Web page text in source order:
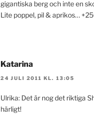
gigantiska berg och inte en
Lite poppel, pil & aprikos…
Katarina
24 JULI 2011 KL. 13:05
Ulrika: Det är nog det riktiga
härligt!